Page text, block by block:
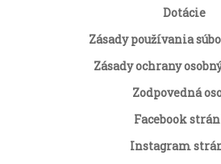
Dotácie
Zásady používania
Zásady ochrany
Zodpovedná
Facebook
Instagram